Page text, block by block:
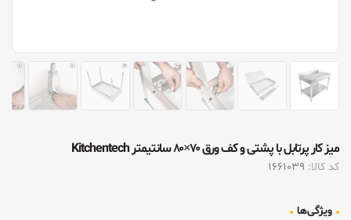
ميز کار پرتابل با پشتی و کف ورق ۷۰×۸۰ سانتیمتر Kitchentech
کد کالا: 1661039
ویژگی‌ها